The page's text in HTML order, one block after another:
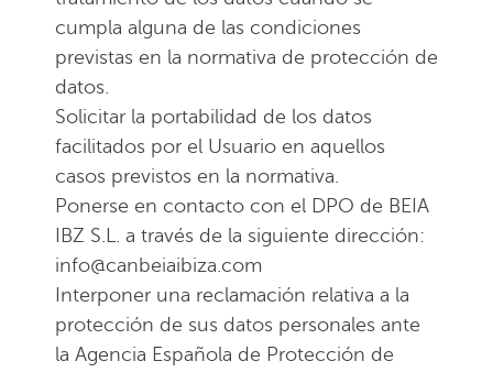
cumpla alguna de las condiciones
previstas en la normativa de protección de
datos.
Solicitar la portabilidad de los datos
facilitados por el Usuario en aquellos
casos previstos en la normativa.
Ponerse en contacto con el DPO de BEIA
IBZ S.L. a través de la siguiente dirección:
info@canbeiaibiza.com
Interponer una reclamación relativa a la
protección de sus datos personales ante
la Agencia Española de Protección de